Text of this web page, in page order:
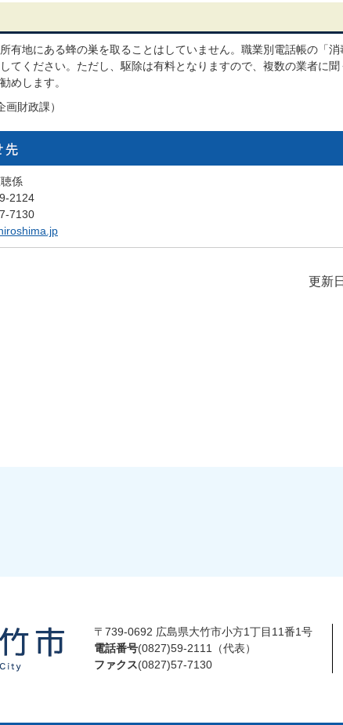
有地にある蜂の巣を取ることはしていません。職業別電話帳の「
てください。ただし、駆除は有料となりますので、複数の業者に
めします。
画財政課）
係
2124
7130
更新
〒739-0692 広島県大竹市小方1丁目11番1号
電話番号(0827)59-2111（代表）
ファクス(0827)57-7130